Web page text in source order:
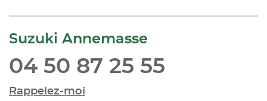
Suzuki Annemasse
04 50 87 25 55
Rappelez-moi